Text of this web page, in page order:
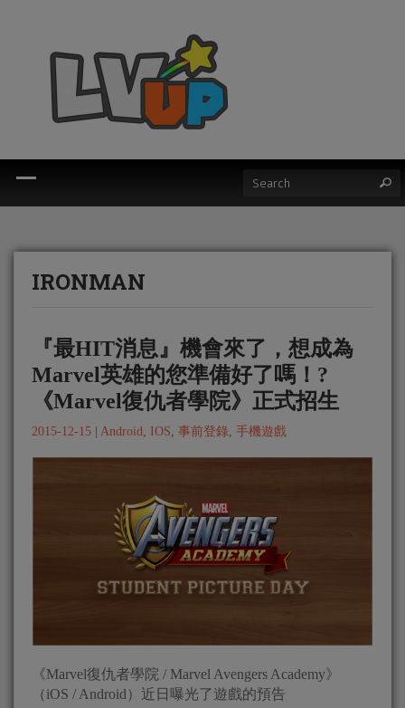
IRONMAN
『最HIT消息』機會來了，想成為
Marvel英雄的您準備好了嗎！?
《Marvel復仇者學院》正式招生
2015-12-15 Android, IOS, 事前登錄, 手機遊戲
《Marvel復仇者學院 / Marvel Avengers Academy》
（iOS / Android）近日曝光了遊戲的預告